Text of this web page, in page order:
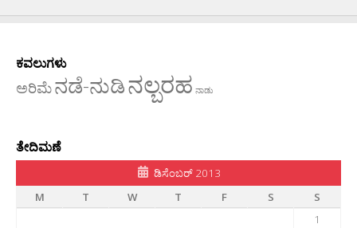
ಕವಲುಗಳು
ಅರಿಮೆನಡೆ-ನುಡಿನಲ್ಬರಹ ನಾಡು
ತೇದಿಮಣೆ
ಡಿಸೆಂಬರ್ 2013
M
T W T F S
S
1